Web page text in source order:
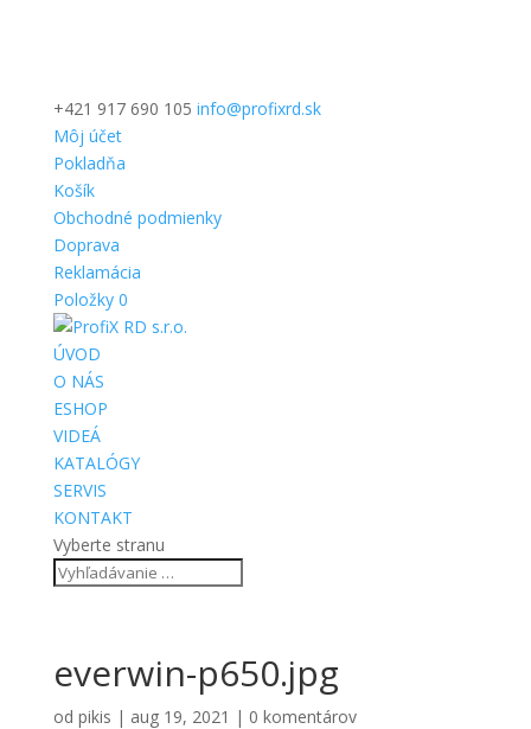
+421 917 690 105 info@profixrd.sk
Môj účet
Pokladňa
Košík
Obchodné podmienky
Doprava
Reklamácia
Položky 0
ÚVOD
O NÁS
ESHOP
VIDEÁ
KATALÓGY
SERVIS
KONTAKT
Vyberte stranu
everwin-p650.jpg
od pikis | aug 19, 2021 | 0 komentárov